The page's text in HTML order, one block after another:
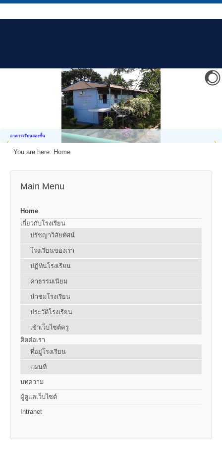
อาคารเรียนสองชั้น
You are here: Home
Main Menu
Home
เกี่ยวกับโรงเรียน
ปรัชญาวิสัยทัศน์
โรงเรียนของเรา
ปฏิทินโรงเรียน
ค่าธรรมเนียม
นำชมโรงเรียน
ประวัติโรงเรียน
เข้าเว็บไซต์ครู
ติดต่อเรา
ที่อยู่โรงเรียน
แผนที่
บทความ
ผู้ดูแลเว็บไซต์
Intranet